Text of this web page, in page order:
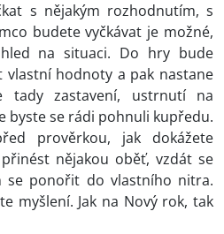
s nějakým rozhodnutím, s
budete vyčkávat je možné,
na situaci. Do hry bude
hodnoty a pak nastane
tady zastavení, ustrnutí na
byste se rádi pohnuli kupředu.
prověrkou, jak dokážete
nějakou oběť, vzdát se
se ponořit do vlastního nitra.
myšlení. Jak na Nový rok, tak